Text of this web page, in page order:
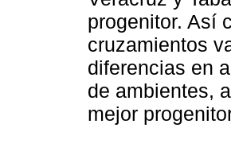
progenitor. Así
cruzamientos
diferencias en
de ambientes,
mejor